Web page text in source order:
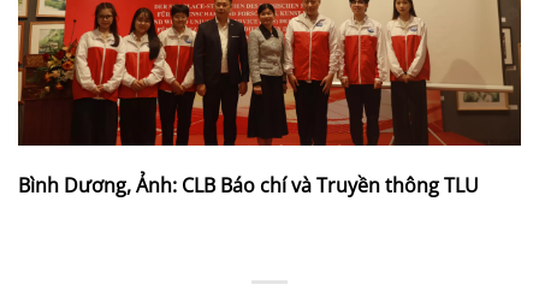
Bình Dương, Ảnh: CLB Báo chí và Truyền thông TLU